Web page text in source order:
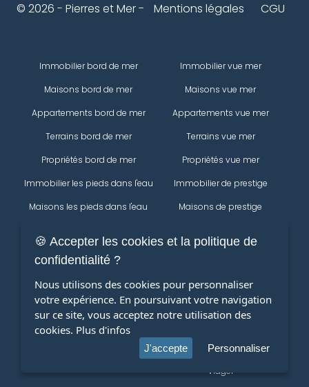
Modifier votre recherche
© 2026 - Pierres et Mer - Mentions légales CGU
Immobilier bord de mer
Maisons bord de mer
Appartements bord de mer
Terrains bord de mer
Propriétés bord de mer
Immobilier vue mer
Maisons vue mer
Appartements vue mer
Terrains vue mer
Propriétés vue mer
Immobilier les pieds dans l'eau
Maisons les pieds dans l'eau
l'eau
Propriétés les pieds dans l'eau
Immobilier de prestige
Maisons de prestige
Maisons
terrains
Viager
🍪 Accepter les cookies et la politique de
confidentialité ?
Nous utilisons des cookies pour personnaliser
votre expérience. En poursuivant votre navigation
sur ce site, vous acceptez notre utilisation des
cookies. Plus d'infos
J'accepte Personnaliser